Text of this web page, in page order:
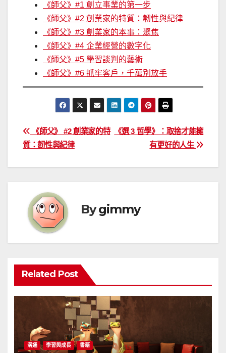
《師父》#1 創立事業的第一步
《師父》#2 創業家的特質：韌性與紀律
《師父》#3 創業家的本事：聚焦
《師父》#4 企業經營的數字化
《師父》#5 學習談判的藝術
《師父》#6 抓牢客戶，千萬別放手
文
章
覽
《選 3 哲學》：取捨才能擁
有更好的人生
《師父》 #2 創業家的特
質：韌性與紀律
Bygimmy
Related Post
溝通 學習與成長 書籍